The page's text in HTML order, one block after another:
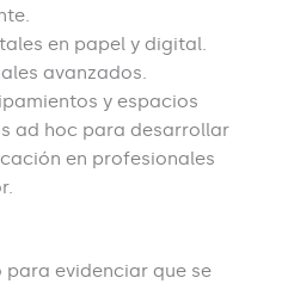
en papel y digital.
avanzados.
y espacios
ad hoc para desarrollar
en profesionales
para evidenciar que se